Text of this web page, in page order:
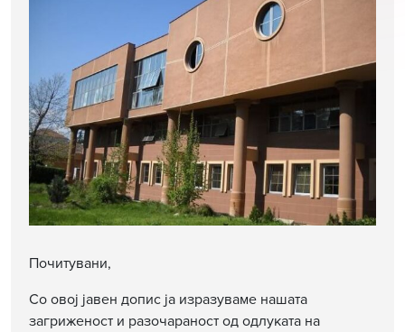
Почитувани,
Со овој јавен допис ја изразуваме нашата
загриженост и разочараност од одлуката на